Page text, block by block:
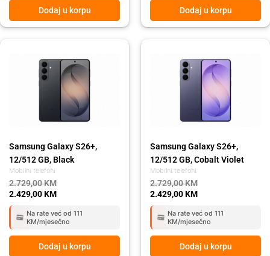
Dodaj u korpu Dodaj u korpu
Mobilni telefoni
Samsung Galaxy S26+,
12/512 GB, Black
2.729,00KM
2.729,00 KM.
2.429,00KM
2.429,00 KM.
Na rate već od 111
KM/mjesečno
Dodaj u korpu
Mobilni telefoni
Samsung Galaxy S26+,
12/512 GB, Cobalt Violet
2.729,00KM
2.729,00 KM.
2.429,00KM
2.429,00 KM.
Na rate već od 111
KM/mjesečno
Dodaj u korpu